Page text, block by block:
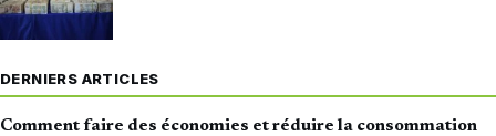
DERNIERS ARTICLES
Comment faire des économies et réduire la consommation